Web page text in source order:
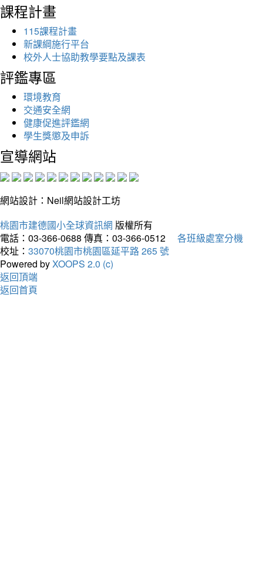
課程計畫
115課程計畫
新課綱施行平台
校外人士協助教學要點及課表
評鑑專區
環境教育
交通安全網
健康促進評鑑網
學生獎懲及申訴
宣導網站
網站設計：Neil網站設計工坊
桃園市建德國小全球資訊網 版權所有
電話：03-366-0688 傳真：03-366-0512
各班級處室分機
校址： 33070桃園市桃園區延平路 265 號
Powered byXOOPS 2.0 (c)
返回頂端
返回首頁